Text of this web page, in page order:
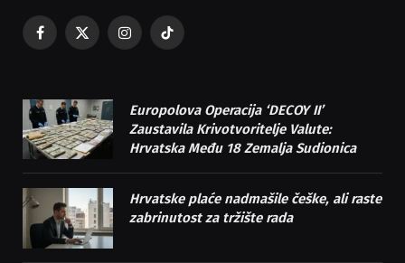
Facebook
X
InstagramTikTok
Europolova Operacija ‘DECOY II’
Zaustavila Krivotvoritelje Valute:
Hrvatska Među 18 Zemalja Sudionica
Hrvatske plaće nadmašile češke, ali raste
zabrinutost za tržište rada